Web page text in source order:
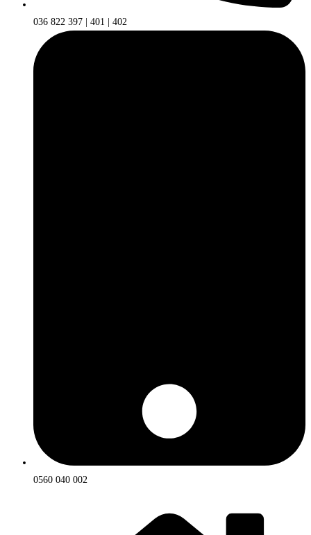
036 822 397 | 401 | 402
0560 040 002